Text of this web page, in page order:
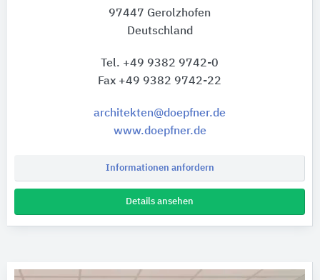
97447 Gerolzhofen
Deutschland
Tel. +49 9382 9742-0
Fax +49 9382 9742-22
architekten@doepfner.de
www.doepfner.de
Informationen anfordern
Details ansehen